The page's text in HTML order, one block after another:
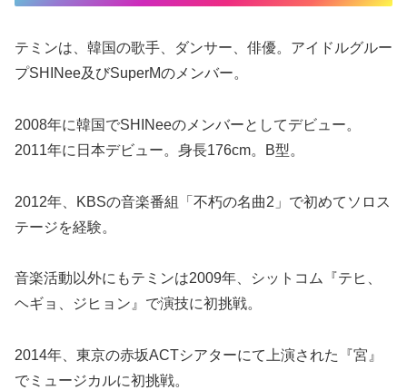
テミンは、韓国の歌手、ダンサー、俳優。アイドルグルー
プSHINee及びSuperMのメンバー。
2008年に韓国でSHINeeのメンバーとしてデビュー。
2011年に日本デビュー。身長176cm。B型。
2012年、KBSの音楽番組「不朽の名曲2」で初めてソロス
テージを経験。
音楽活動以外にもテミンは2009年、シットコム『テヒ、
ヘギョ、ジヒョン』で演技に初挑戦。
2014年、東京の赤坂ACTシアターにて上演された『宮』
でミュージカルに初挑戦。